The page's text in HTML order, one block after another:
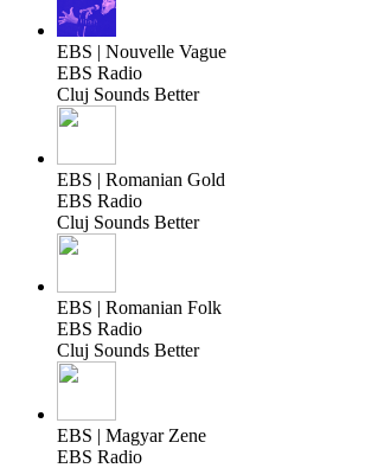
EBS | Nouvelle Vague
EBS Radio
Cluj Sounds Better
EBS | Romanian Gold
EBS Radio
Cluj Sounds Better
EBS | Romanian Folk
EBS Radio
Cluj Sounds Better
EBS | Magyar Zene
EBS Radio